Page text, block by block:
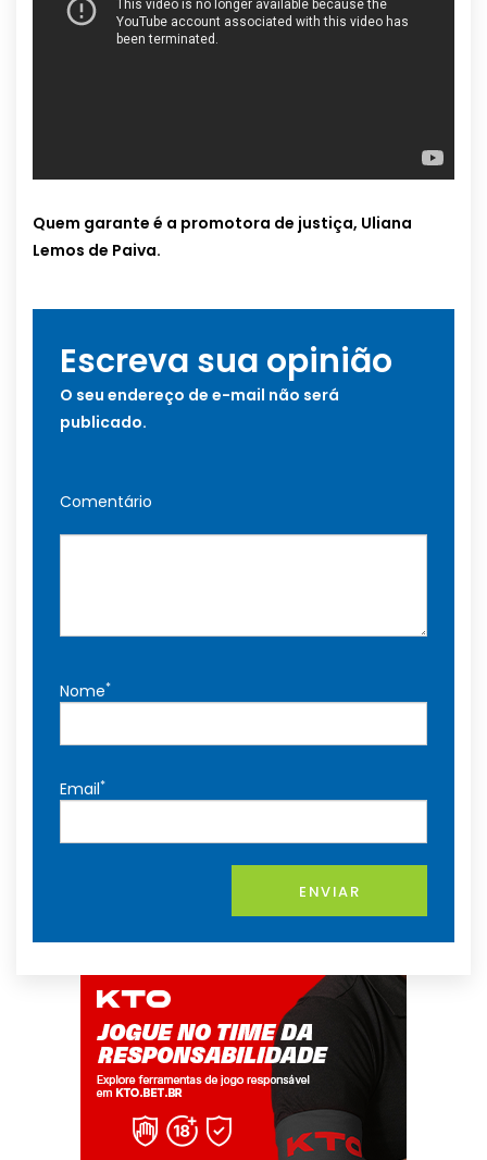
Quem garante é a promotora de justiça, Uliana
Lemos de Paiva.
Escreva sua opinião
O seu endereço de e-mail não será
publicado.
Comentário
Nome*
Email*
ENVIAR